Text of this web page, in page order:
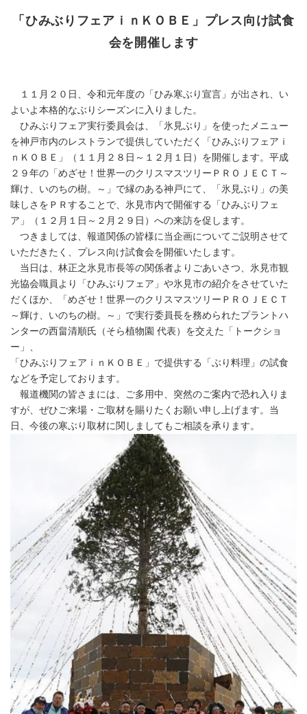
「ひみぶりフェアｉｎＫＯＢＥ」プレス向け試食
会を開催します
１１月２０日、令和元年度の「ひみ寒ぶり宣言」が出され、い
よいよ本格的なぶりシーズンに入りました。
ひみぶりフェア実行委員会は、「氷見ぶり」を使ったメニュー
を神戸市内のレストランで提供していただく「ひみぶりフェアｉ
ｎＫＯＢＥ」（１１月２８日～１２月１日）を開催します。平成
２９年の「めざせ！世界一のクリスマスツリーＰＲＯＪＥＣＴ～
輝け、いのちの樹。～」で縁のある神戸にて、「氷見ぶり」の美
味しさをＰＲすることで、氷見市内で開催する「ひみぶりフェ
ア」（１２月１日～２月２９日）への来訪を促します。
つきましては、報道関係の皆様に当企画についてご説明させて
いただきたく、プレス向け試食会を開催いたします。
当日は、林正之氷見市長等の関係者よりごあいさつ、氷見市観
光協会職員より「ひみぶりフェア」や氷見市の紹介をさせていた
だくほか、「めざせ！世界一のクリスマスツリーＰＲＯＪＥＣＴ
～輝け、いのちの樹。～」で実行委員長を務められたプラントハ
ンターの西畠清順氏（そら植物園 代表）を交えた「トークショ
ー」、
「ひみぶりフェアｉｎＫＯＢＥ」で提供する「ぶり料理」の試食
などを予定しております。
報道機関の皆さまには、ご多用中、突然のご案内で恐れ入りま
すが、ぜひご来場・ご取材を賜りたくお願い申し上げます。当
日、今後の寒ぶり取材に関しましてもご相談を承ります。